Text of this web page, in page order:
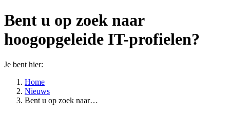
Bent u op zoek naar
hoogopgeleide IT-profielen?
Je bent hier:
Home
Nieuws
Bent u op zoek naar…